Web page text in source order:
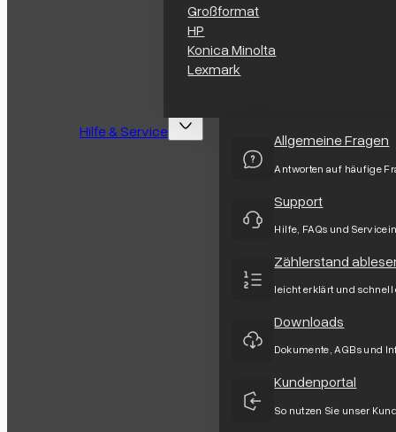
Großformat
HP
Konica Minolta
Lexmark
Hilfe & Service Allgemeine Fragen
Antworten auf häufige
Support
Hilfe, FAQs und
Zählerstand
leicht erklärt und schnell
Downloads
Dokumente, AGBs und
Kundenportal
So nutzen Sie unser